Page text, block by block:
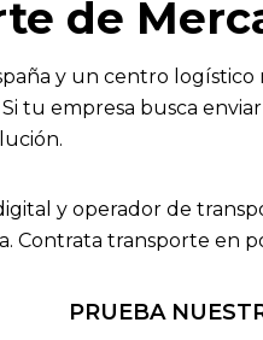
de
y un centro
tu empresa busca
y operador de
Contrata transporte en
PRUEBA